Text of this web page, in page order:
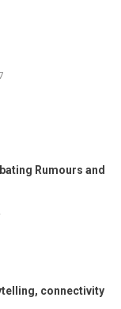
Rumours and
connectivity